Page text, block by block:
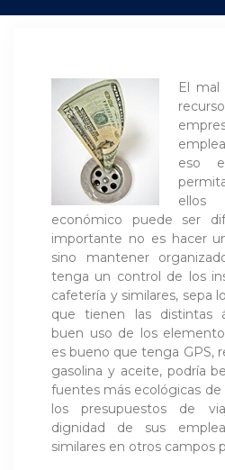
El
eso
económico puede ser
importante no es hacer
sino mantener
tenga un control de los
cafetería y similares, sepa
que tienen las distintas
buen uso de los
es bueno que tenga GPS,
gasolina y aceite, podría
fuentes más ecológicas de
los presupuestos de
dignidad de sus
similares en otros campos